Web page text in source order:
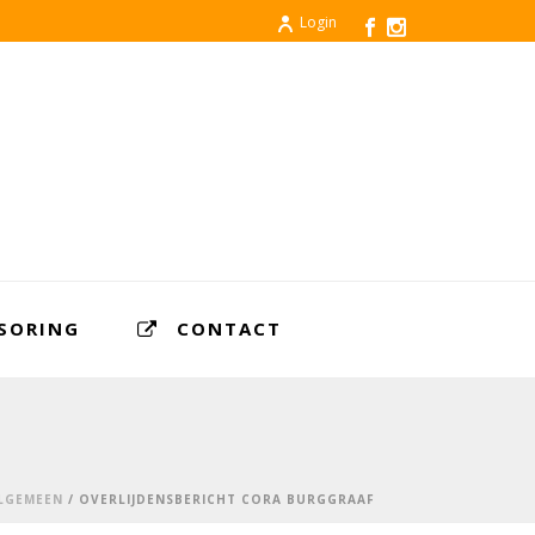
Login
CONTACT
/ OVERLIJDENSBERICHT CORA BURGGRAAF